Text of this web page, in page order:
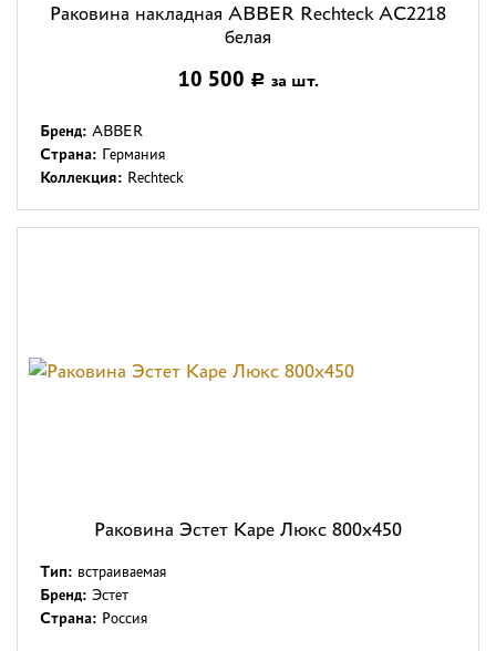
Раковина накладная ABBER Rechteck AC2218
белая
10 500 Р за шт.
Бренд: ABBER
Страна: Германия
Коллекция: Rechteck
Раковина Эстет Каре Люкс 800x450
Тип: встраиваемая
Бренд: Эстет
Страна: Россия